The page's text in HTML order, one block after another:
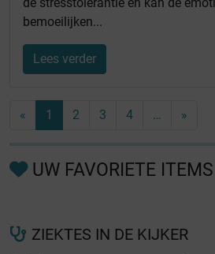
bemoeilijken...
Lees verder
« 1 2 3 4 … »
UW FAVORIETE ITEMS
ZIEKTES IN DE KIJKER